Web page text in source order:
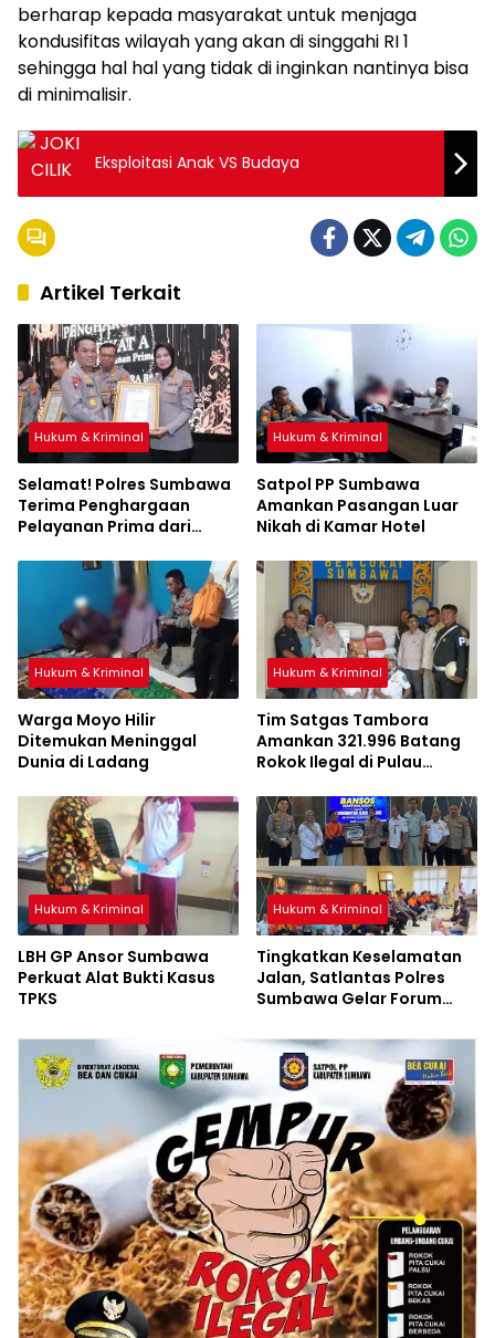
berharap kepada masyarakat untuk menjaga
kondusifitas wilayah yang akan di singgahi RI 1
sehingga hal hal yang tidak di inginkan nantinya bisa
di minimalisir.
Eksploitasi Anak VS Budaya
Artikel Terkait
Hukum & Kriminal
Selamat! Polres Sumbawa
Terima Penghargaan
Pelayanan Prima dari
Hukum & Kriminal
Satpol PP Sumbawa
Amankan Pasangan Luar
Nikah di Kamar Hotel
Hukum & Kriminal
Warga Moyo Hilir
Ditemukan Meninggal
Dunia di Ladang
Hukum & Kriminal
Tim Satgas Tambora
Amankan 321.996 Batang
Rokok Ilegal di Pulau
Hukum & Kriminal
LBH GP Ansor Sumbawa
Perkuat Alat Bukti Kasus
TPKS
Hukum & Kriminal
Tingkatkan Keselamatan
Jalan, Satlantas Polres
Sumbawa Gelar Forum
Bagikan Bansos